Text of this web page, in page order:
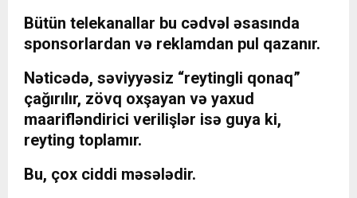
Bütün telekanallar bu cədvəl əsasında
sponsorlardan və reklamdan pul qazanır.
Nəticədə, səviyyəsiz “reytingli qonaq”
çağırılır, zövq oxşayan və yaxud
maarifləndirici verilişlər isə guya ki,
reyting toplamır.
Bu, çox ciddi məsələdir.